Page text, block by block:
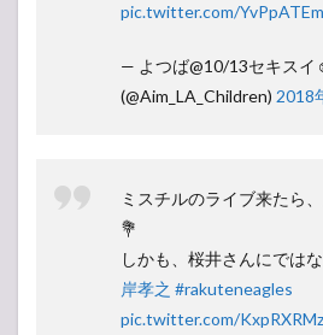
pic.twitter.com/
— よつば@10/13セキス
(@Aim_LA_Children) 2018
ミスチルのライブ来たら
💐
しかも、桜井さんにでは
岸孝之 #rakuteneagles
pic.twitter.com/